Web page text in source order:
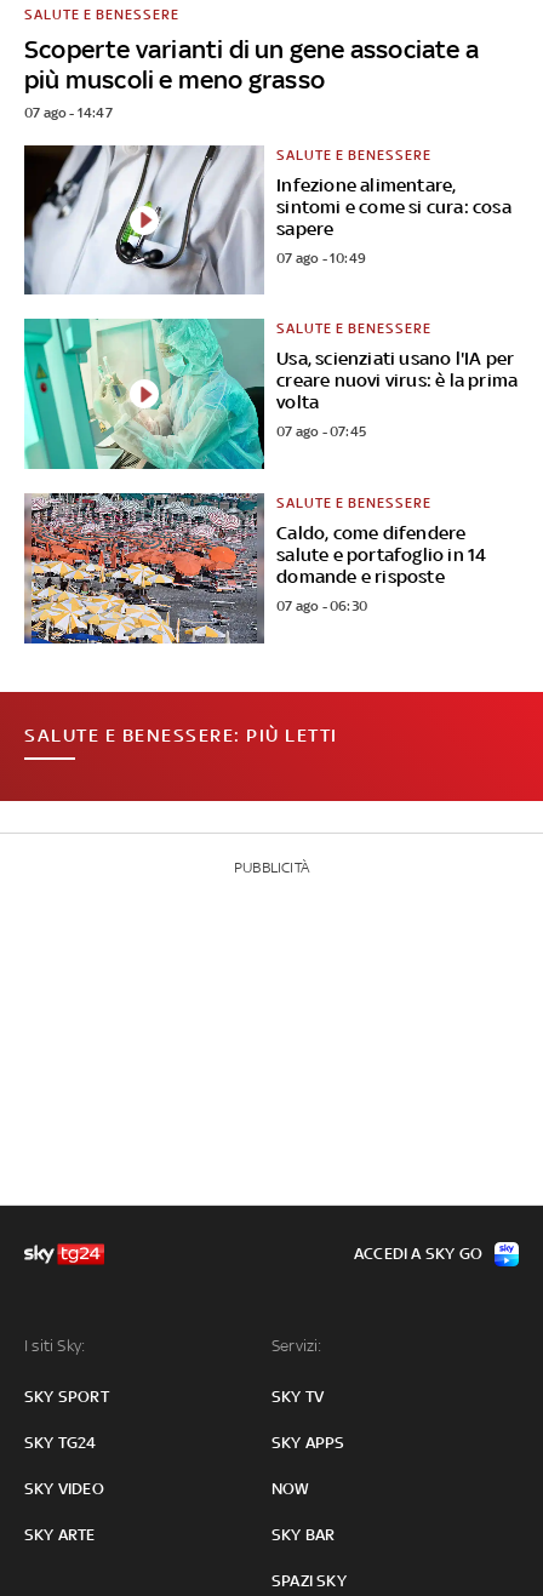
Scoperte varianti di un gene associate a
più muscoli e meno grasso
SALUTE E BENESSERE
07 ago - 14:47
Infezione alimentare,
sintomi e come si cura: cosa
sapere
SALUTE E BENESSERE
07 ago - 10:49
Usa, scienziati usano l'IA per
creare nuovi virus: è la prima
volta
SALUTE E BENESSERE
07 ago - 07:45
Caldo, come difendere
salute e portafoglio in 14
domande e risposte
SALUTE E BENESSERE
07 ago - 06:30
SALUTE E BENESSERE: PIÙ LETTI
PUBBLICITÀ
I siti Sky:
SKY SPORT
SKY TG24
SKY VIDEO
SKY ARTE
Servizi:
SKY TV
SKY APPS
NOW
SKY BAR
SPAZI SKY
ACCEDI A SKY GO